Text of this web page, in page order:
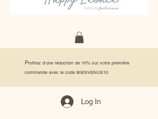
Profitez d'une réduction de 10% sur votre première
commande avec le code BIENVENUE10
Log In